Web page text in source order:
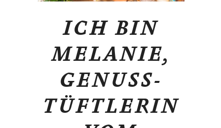
ICH BIN
MELANIE,
GENUSS-
TÜFTLERIN